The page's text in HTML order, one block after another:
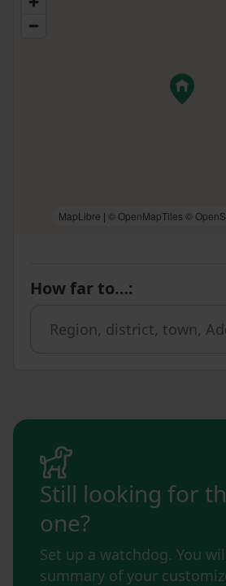
MapLibre | © OpenMapTiles ©
How far to…:
Still looking for
one?
Set up a watchdog. You
summary of your